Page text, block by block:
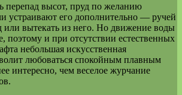
перепад высот, пруд по желанию
устраивают его дополнительно — ручей
или вытекать из него. Но движение воды
поэтому и при отсутствии естественных
небольшая искусственная
любоваться спокойным плавным
интересно, чем веселое журчание